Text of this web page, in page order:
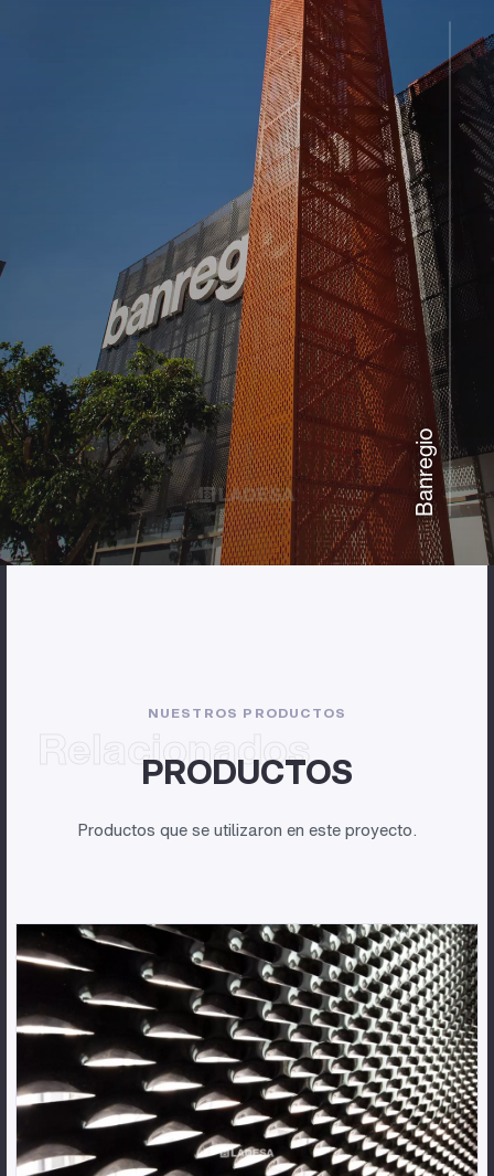
Banregio
Relacionados
NUESTROS PRODUCTOS
PRODUCTOS
Productos que se utilizaron en este proyecto.